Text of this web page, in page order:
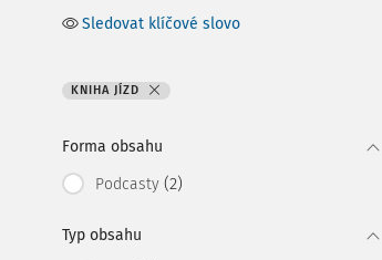
Sledovat klíčové slovo
KNIHA JÍZD
Forma obsahu
Podcasty (2)
Typ obsahu